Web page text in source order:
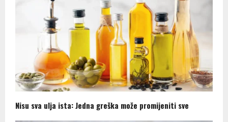
Nisu sva ulja ista: Jedna greška može promijeniti sve